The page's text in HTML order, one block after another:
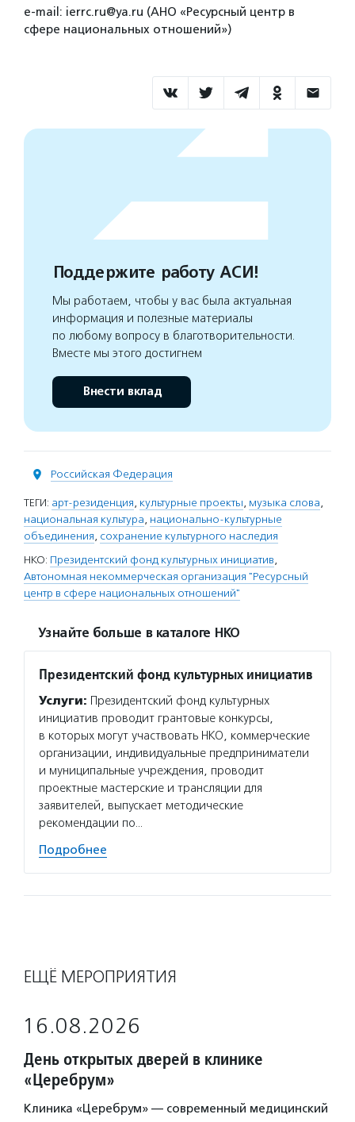
e-mail: ierrc.ru@ya.ru (АНО «Ресурсный центр в
сфере национальных отношений»)
Поддержите работу АСИ!
Мы работаем, чтобы у вас была актуальная
информация и полезные материалы
по любому вопросу в благотворительности.
Вместе мы этого достигнем
Внести вклад
Российская Федерация
ТЕГИ: арт-резиденция, культурные проекты, музыка слова,
национальная культура, национально-культурные
объединения, сохранение культурного наследия
НКО: Президентский фонд культурных инициатив,
Автономная некоммерческая организация "Ресурсный
центр в сфере национальных отношений"
Узнайте больше в каталоге НКО
Президентский фонд культурных инициатив
Услуги: Президентский фонд культурных
инициатив проводит грантовые конкурсы,
в которых могут участвовать НКО, коммерческие
организации, индивидуальные предприниматели
и муниципальные учреждения, проводит
проектные мастерские и трансляции для
заявителей, выпускает методические
рекомендации по…
Подробнее
ЕЩЁ МЕРОПРИЯТИЯ
16.08.2026
День открытых дверей в клинике
«Церебрум»
Клиника «Церебрум» — современный медицинский